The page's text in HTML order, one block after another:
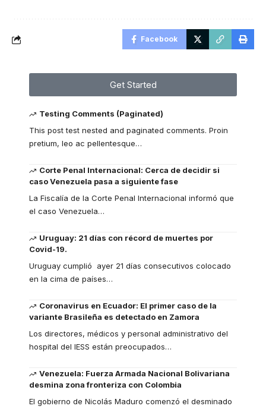
Facebook
Get Started
Testing Comments (Paginated)
This post test nested and paginated comments. Proin
pretium, leo ac pellentesque…
Corte Penal Internacional: Cerca de decidir si
caso Venezuela pasa a siguiente fase
La Fiscalía de la Corte Penal Internacional informó que
el caso Venezuela…
Uruguay: 21 días con récord de muertes por
Covid-19.
Uruguay cumplió ayer 21 días consecutivos colocado
en la cima de países…
Coronavirus en Ecuador: El primer caso de la
variante Brasileña es detectado en Zamora
Los directores, médicos y personal administrativo del
hospital del IESS están preocupados…
Venezuela: Fuerza Armada Nacional Bolivariana
desmina zona fronteriza con Colombia
El gobierno de Nicolás Maduro comenzó el desminado